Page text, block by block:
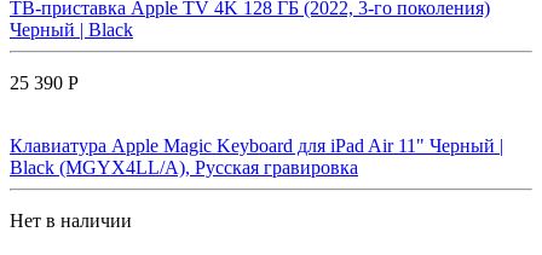
ТВ-приставка Apple TV 4K 128 ГБ (2022, 3-го поколения)
Черный | Black
25 390 Р
Клавиатура Apple Magic Keyboard для iPad Air 11" Черный |
Black (MGYX4LL/A), Русская гравировка
Нет в наличии